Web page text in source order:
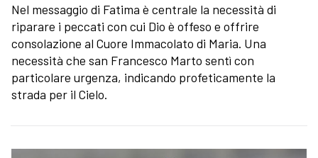
Nel messaggio di Fatima è centrale la necessità di
riparare i peccati con cui Dio è offeso e offrire
consolazione al Cuore Immacolato di Maria. Una
necessità che san Francesco Marto sentì con
particolare urgenza, indicando profeticamente la
strada per il Cielo.